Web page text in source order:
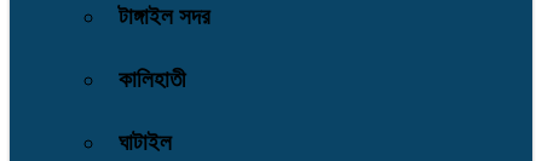
টাঙ্গাইল সদর
কালিহাতী
ঘাটাইল